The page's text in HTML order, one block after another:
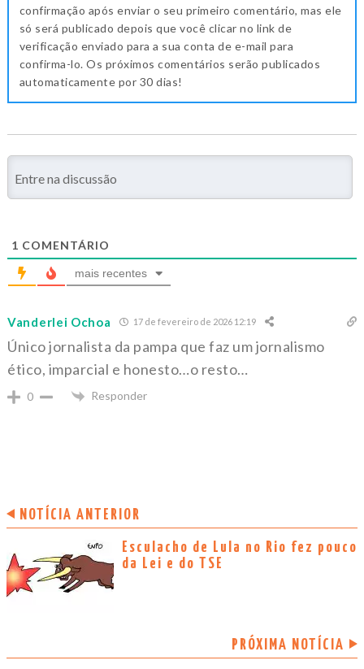
confirmação após enviar o seu primeiro comentário, mas ele
só será publicado depois que você clicar no link de
verificação enviado para a sua conta de e-mail para
confirma-lo. Os próximos comentários serão publicados
automaticamente por 30 dias!
1 COMENTÁRIO
mais recentes
Vanderlei Ochoa 17 de fevereiro de 2026 12:19
Único jornalista da pampa que faz um jornalismo
ético, imparcial e honesto…o resto…
0 Responder
NOTÍCIA ANTERIOR
Esculacho de Lula no Rio fez pouco
da Lei e do TSE
PRÓXIMA NOTÍCIA